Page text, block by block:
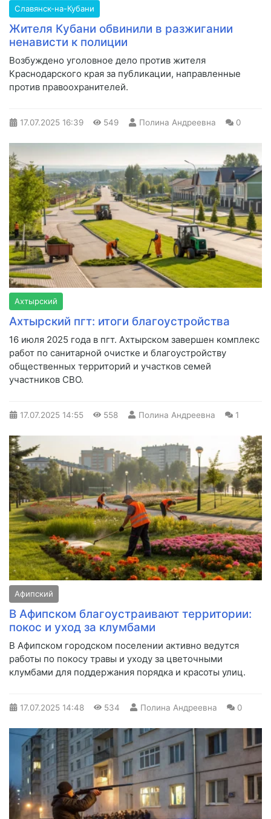
Славянск-на-Кубани
Жителя Кубани обвинили в разжигании
ненависти к полиции
Возбуждено уголовное дело против жителя
Краснодарского края за публикации, направленные
против правоохранителей.
17.07.2025 16:39 549 Полина Андреевна 0
Ахтырский
Ахтырский пгт: итоги благоустройства
16 июля 2025 года в пгт. Ахтырском завершен комплекс
работ по санитарной очистке и благоустройству
общественных территорий и участков семей
участников СВО.
17.07.2025 14:55 558 Полина Андреевна 1
Афипский
В Афипском благоустраивают территории:
покос и уход за клумбами
В Афипском городском поселении активно ведутся
работы по покосу травы и уходу за цветочными
клумбами для поддержания порядка и красоты улиц.
17.07.2025 14:48 534 Полина Андреевна 0